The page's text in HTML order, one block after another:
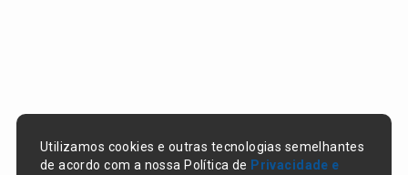
Utilizamos cookies e outras tecnologias semelhantes
de acordo com a nossa Política de Privacidade e